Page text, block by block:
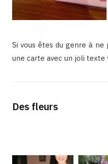
Si vous êtes du genre à ne
une carte avec un joli texte
Des fleurs